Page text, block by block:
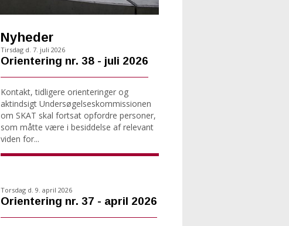
Nyheder
Tirsdag d. 7. juli 2026
Orientering nr. 38 - juli 2026
Kontakt, tidligere orienteringer og
aktindsigt Undersøgelseskommissionen
om SKAT skal fortsat opfordre personer,
som måtte være i besiddelse af relevant
viden for...
Torsdag d. 9. april 2026
Orientering nr. 37 - april 2026